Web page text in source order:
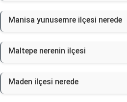
Manisa yunusemre ilçesi nerede
Maltepe nerenin ilçesi
Maden ilçesi nerede